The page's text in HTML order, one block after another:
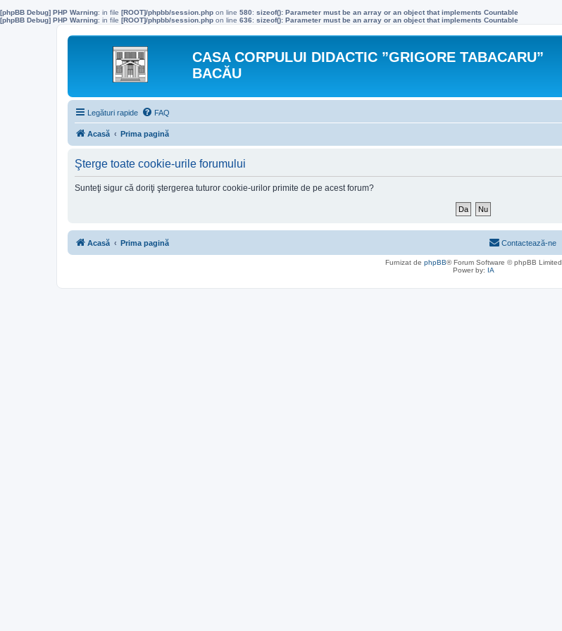
[phpBB Debug] PHP Warning: in file [ROOT]/phpbb/session.php on line 580: sizeof(): Parameter must be an array or an object that implements Countable
[phpBB Debug] PHP Warning: in file [ROOT]/phpbb/session.php on line 636: sizeof(): Parameter must be an array or an object that implements Countable
CASA CORPULUI DIDACTIC ”GRIGORE TABACARU”
BACĂU
Legături rapide FAQ
Acasă Prima pagină
Şterge toate cookie-urile forumului
Sunteţi sigur că doriţi ştergerea tuturor cookie-urilor primite de pe acest forum?
Acasă Prima pagină Contactează-ne
Furnizat de phpBB® Forum Software © phpBB Limited
Power by: IA